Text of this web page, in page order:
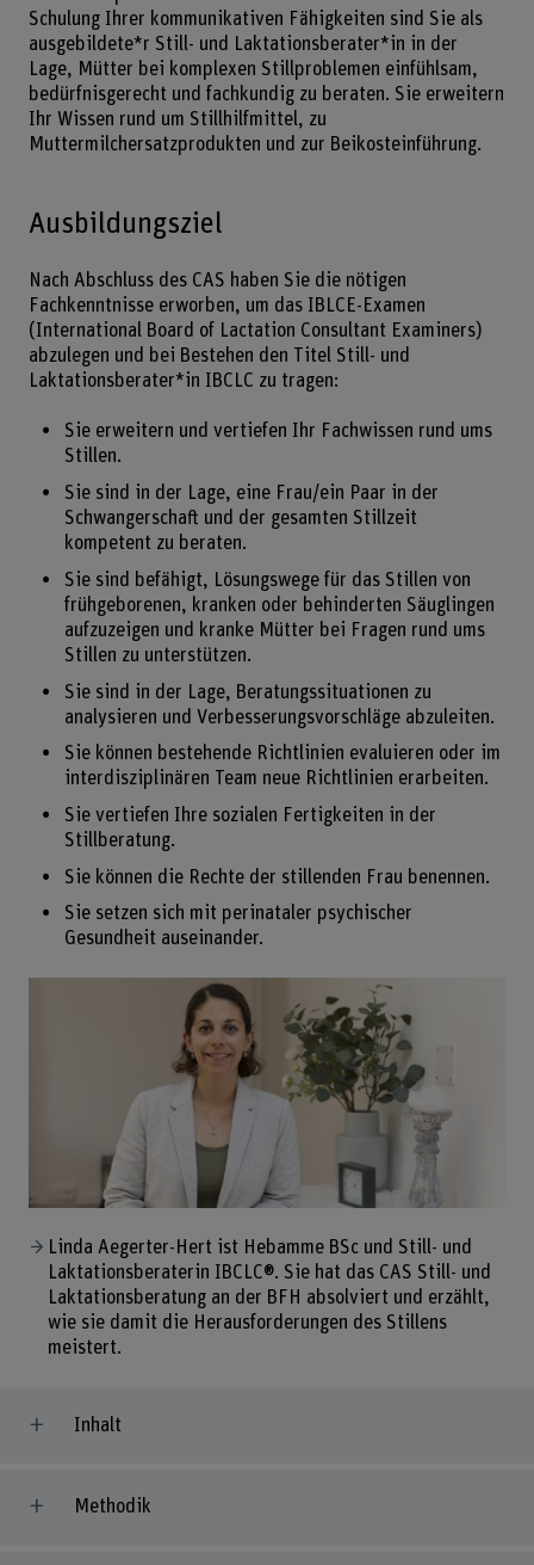
Schulung Ihrer kommunikativen Fähigkeiten sind Sie als
ausgebildete*r Still- und Laktationsberater*in in der
Lage, Mütter bei komplexen Stillproblemen einfühlsam,
bedürfnisgerecht und fachkundig zu beraten. Sie erweitern
Ihr Wissen rund um Stillhilfmittel, zu
Muttermilchersatzprodukten und zur Beikosteinführung.
Ausbildungsziel
Nach Abschluss des CAS haben Sie die nötigen
Fachkenntnisse erworben, um das IBLCE-Examen
(International Board of Lactation Consultant Examiners)
abzulegen und bei Bestehen den Titel Still- und
Laktationsberater*in IBCLC zu tragen:
Sie erweitern und vertiefen Ihr Fachwissen rund ums
Stillen.
Sie sind in der Lage, eine Frau/ein Paar in der
Schwangerschaft und der gesamten Stillzeit
kompetent zu beraten.
Sie sind befähigt, Lösungswege für das Stillen von
frühgeborenen, kranken oder behinderten Säuglingen
aufzuzeigen und kranke Mütter bei Fragen rund ums
Stillen zu unterstützen.
Sie sind in der Lage, Beratungssituationen zu
analysieren und Verbesserungsvorschläge abzuleiten.
Sie können bestehende Richtlinien evaluieren oder im
interdisziplinären Team neue Richtlinien erarbeiten.
Sie vertiefen Ihre sozialen Fertigkeiten in der
Stillberatung.
Sie können die Rechte der stillenden Frau benennen.
Sie setzen sich mit perinataler psychischer
Gesundheit auseinander.
Linda Aegerter-Hert ist Hebamme BSc und Still- und
Laktationsberaterin IBCLC®. Sie hat das CAS Still- und
Laktationsberatung an der BFH absolviert und erzählt,
wie sie damit die Herausforderungen des Stillens
meistert.
Inhalt
Methodik